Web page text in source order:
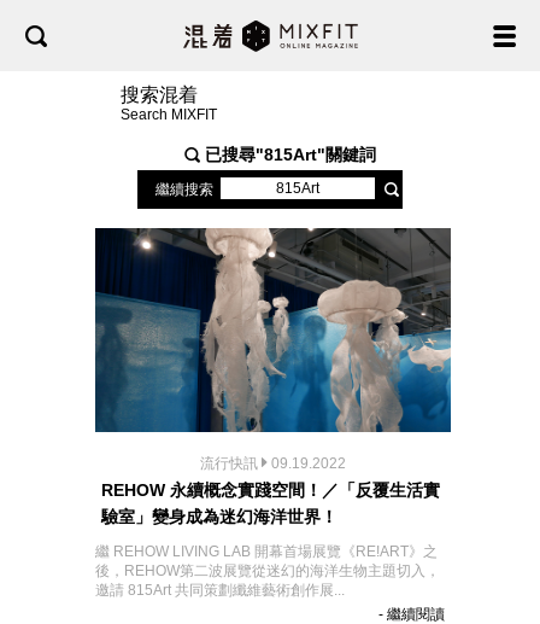
搜索混着
Search MIXFIT
已搜尋"815Art"關鍵詞
繼續搜索
流行快訊 09.19.2022
REHOW 永續概念實踐空間！／「反覆生活實
驗室」變身成為迷幻海洋世界！
繼 REHOW LIVING LAB 開幕首場展覽《RE!ART》之
後，REHOW第二波展覽從迷幻的海洋生物主題切入，
邀請 815Art 共同策劃纖維藝術創作展...
- 繼續閱讀